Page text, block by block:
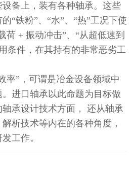
备上，装有各种轴承。这些
“铁粉”、“水”、“热”工况下使
荷 + 振动冲击”、“从超低速到
条件，在其持有的非常恶劣工
率”，可谓是冶金设备领域中
进口轴承以此命题为目标做
承设计技术方面， 还从轴承
析技术等内在的各种角度，
工作。